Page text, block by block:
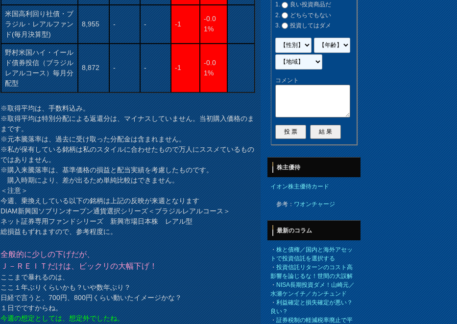
米国高利回り社債・ブ
ラジル・レアルファン
ド(毎月決算型)
8,955 - - -1
-0.0
1%
野村米国ハイ・イール
ド債券投信（ブラジル
レアルコース）毎月分
配型
8,872 - - -1
-0.0
1%
※取得平均は、手数料込み。
※取得平均は特別分配による返還分は、マイナスしていません。当初購入価格のま
まです。
※元本騰落率は、過去に受け取った分配金は含まれません。
※私が保有している銘柄は私のスタイルに合わせたもので万人にススメているもの
ではありません。
※購入来騰落率は、基準価格の損益と配当実績を考慮したものです。
購入時期により、差が出るため単純比較はできません。
＜注意＞
今週、乗換えしている以下の銘柄は上記の反映が来週となります
DIAM新興国ソブリンオープン通貨選択シリーズ＜ブラジルレアルコース＞
ネット証券専用ファンドシリーズ 新興市場日本株 レアル型
総損益もずれますので、参考程度に。
全般的に少しの下げだが、
Ｊ－ＲＥＩＴだけは、ビックリの大幅下げ！
ここまで暴れるのは、
ここ１年ぶりくらいかも？いや数年ぶり？
日経で言うと、700円、800円くらい動いたイメージかな？
１日でですからね。
今週の想定としては、想定外でしたね。
良い投資商品だ
どちらでもない
投資してはダメ
コメント
株主優待
イオン株主優待カード
参考：ワオンチャージ
最新のコラム
・株と債権／国内と海外アセッ
トで投資信託を選択する
・投資信託リターンのコスト高
影響を論じるな！世間の大誤解
・NISA長期投資ダメ！山崎元／
水瀬ケンイチ／カンチュンド
・利益確定と損失確定が悪い？
良い？
・証券税制の軽減税率廃止で平